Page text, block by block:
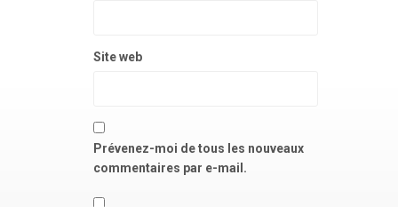
Site web
Prévenez-moi de tous les nouveaux
commentaires par e-mail.